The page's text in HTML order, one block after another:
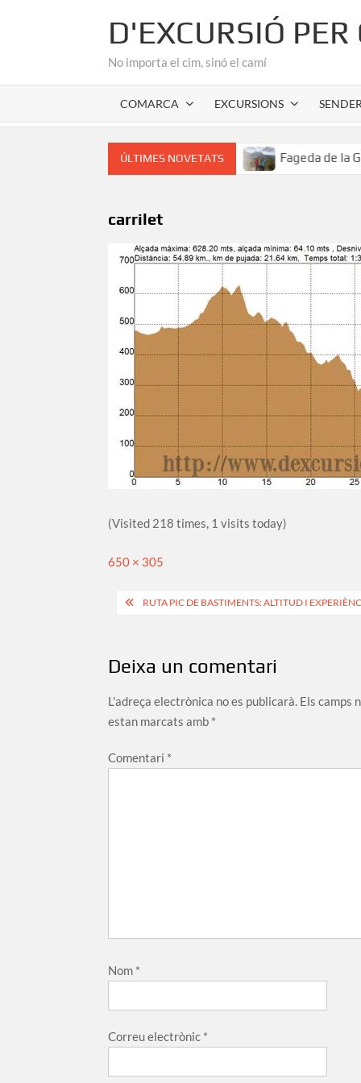
D'EXCURSIÓ
No importa el cim, sinó el camí
COMARCA EXCURSIONS
ÚLTIMES NOVETATS
romànic de l’Alta Garrotxa Fageda de la
carrilet
(Visited 218 times, 1 visits today)
Full
650 × 305
Navegació
RUTA PIC DE BASTIMENTS: ALTITUD I
Deixa un comentari
L'adreça electrònica no es publicarà. Els camps
estan marcats amb *
Comentari *
Nom *
Correu electrònic *